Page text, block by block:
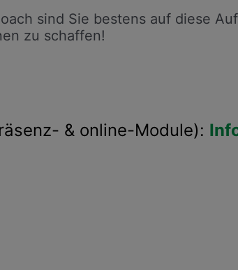
sind Sie bestens auf diese
zu schaffen!
& online-Module):